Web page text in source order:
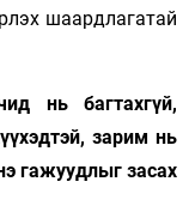
шаардлагатай
нь багтахгүй,
зарим нь
гажуудлыг засах